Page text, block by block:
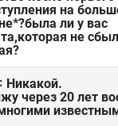
на
ли у вас
не
Никакой.
через 20 лет